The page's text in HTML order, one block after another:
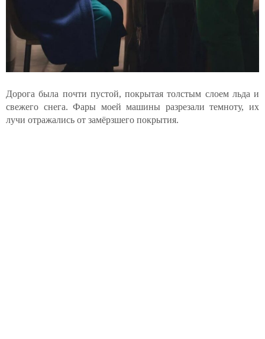
Дорога была почти пустой, покрытая толстым слоем льда и
свежего снега. Фары моей машины разрезали темноту, их
лучи отражались от замёрзшего покрытия.